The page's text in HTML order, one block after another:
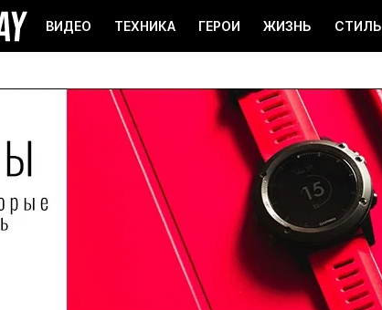
ВИДЕО ТЕХНИКА ГЕРОИ ЖИЗНЬ СТИЛЬ